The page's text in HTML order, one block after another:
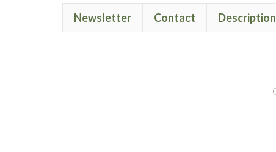
Newsletter Contact Description